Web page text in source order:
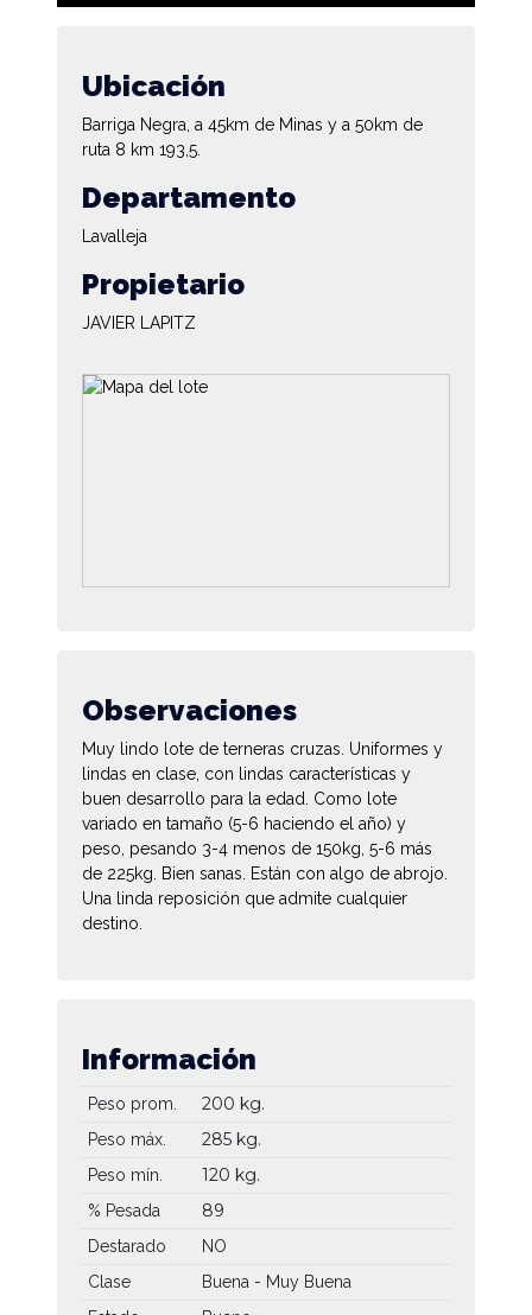
Ubicación
Barriga Negra, a 45km de Minas y a 50km de
ruta 8 km 193,5.
Departamento
Lavalleja
Propietario
JAVIER LAPITZ
Observaciones
Muy lindo lote de terneras cruzas. Uniformes y
lindas en clase, con lindas características y
buen desarrollo para la edad. Como lote
variado en tamaño (5-6 haciendo el año) y
peso, pesando 3-4 menos de 150kg, 5-6 más
de 225kg. Bien sanas. Están con algo de abrojo.
Una linda reposición que admite cualquier
destino.
Información
Peso prom. 200 kg.
Peso máx. 285 kg.
Peso mín. 120 kg.
% Pesada 89
Destarado
NO
Clase
Buena - Muy Buena